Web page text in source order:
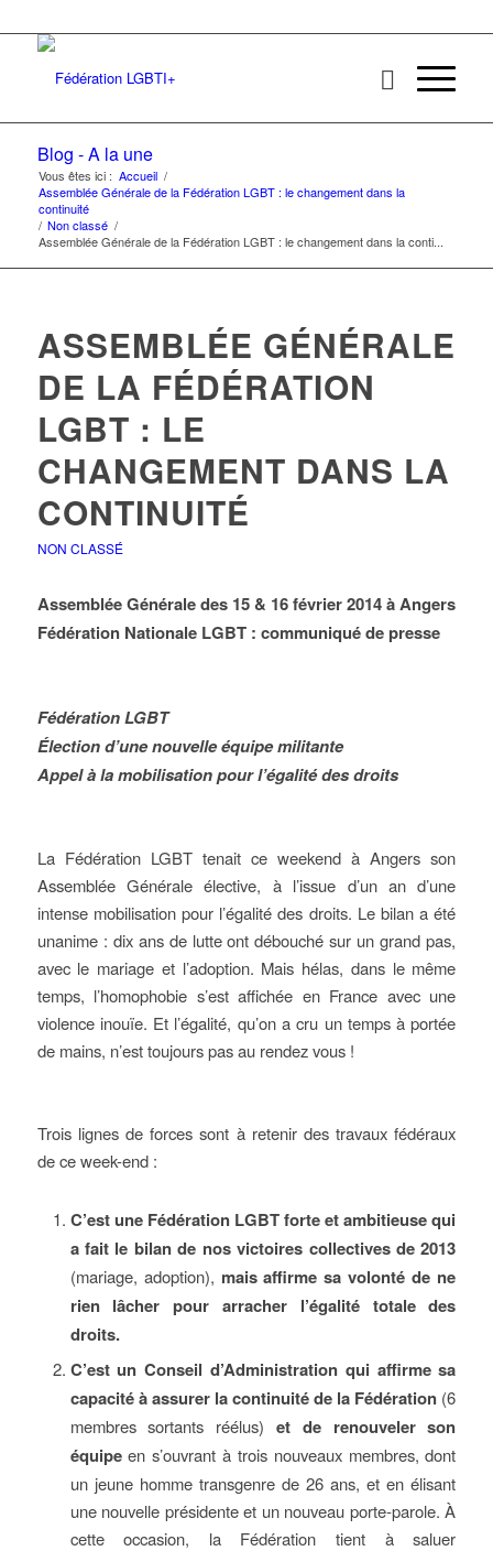
Blog - A la une
Vous êtes ici : Accueil /
Assemblée Générale de la Fédération LGBT : le changement dans la
continuité
/ Non classé /
Assemblée Générale de la Fédération LGBT : le changement dans la conti...
ASSEMBLÉE GÉNÉRALE
DE LA FÉDÉRATION
LGBT : LE
CHANGEMENT DANS LA
CONTINUITÉ
NON CLASSÉ
Assemblée Générale des 15 & 16 février 2014 à Angers
Fédération Nationale LGBT : communiqué de presse
Fédération LGBT
Élection d’une nouvelle équipe militante
Appel à la mobilisation pour l’égalité des droits
La Fédération LGBT tenait ce weekend à Angers son
Assemblée Générale élective, à l’issue d’un an d’une
intense mobilisation pour l’égalité des droits. Le bilan a été
unanime : dix ans de lutte ont débouché sur un grand pas,
avec le mariage et l’adoption. Mais hélas, dans le même
temps, l’homophobie s’est affichée en France avec une
violence inouïe. Et l’égalité, qu’on a cru un temps à portée
de mains, n’est toujours pas au rendez vous !
Trois lignes de forces sont à retenir des travaux fédéraux
de ce week-end :
C’est une Fédération LGBT forte et ambitieuse qui
a fait le bilan de nos victoires collectives de 2013
(mariage, adoption), mais affirme sa volonté de ne
rien lâcher pour arracher l’égalité totale des
droits.
C’est un Conseil d’Administration qui affirme sa
capacité à assurer la continuité de la Fédération (6
membres sortants réélus) et de renouveler son
équipeen s’ouvrant à trois nouveaux membres, dont
un jeune homme transgenre de 26 ans, et en élisant
une nouvelle présidente et un nouveau porte-parole. À
cette occasion, la Fédération tient à saluer